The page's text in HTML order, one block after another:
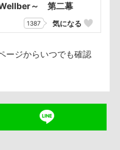
Wellber～ 第二幕
1387 気になる
ージからいつでも確認